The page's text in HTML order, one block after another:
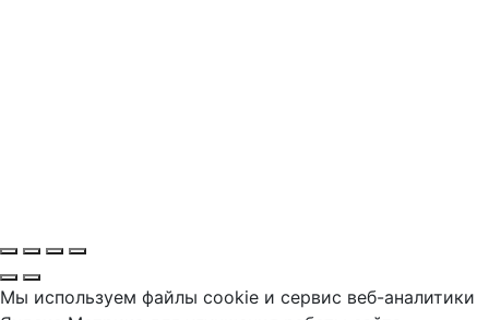
Мы используем файлы cookie и сервис веб-аналитики